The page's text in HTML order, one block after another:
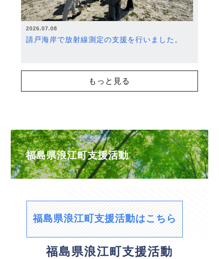
2026.07.08
請戸海岸で放射線測定の支援を行いました。
もっと見る
福島県浪江町支援活動
福島県浪江町支援活動はこちら
福島県浪江町支援活動